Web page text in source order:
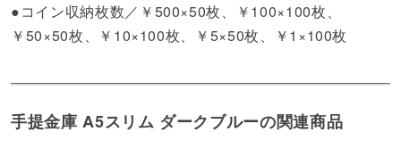
●コイン収納枚数／￥500×50枚、￥100×100枚、
￥50×50枚、￥10×100枚、￥5×50枚、￥1×100枚
手提金庫 A5スリム ダークブルーの関連商品